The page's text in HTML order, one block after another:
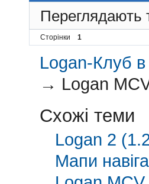
Переглядають
Сторінки 1
Logan-Клуб в
→ Logan
Схожі теми
Logan 2
Мапи